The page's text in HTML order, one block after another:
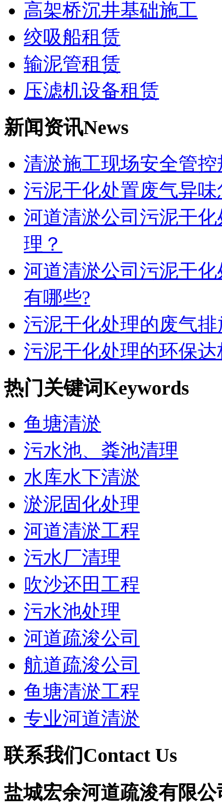
高架桥沉井基础施工
绞吸船租赁
输泥管租赁
压滤机设备租赁
新闻资讯News
清淤施工现场安全管
污泥干化处置废气异
河道清淤公司污泥干
理？
河道清淤公司污泥干
有哪些?
污泥干化处理的废气
污泥干化处理的环保
热门关键词Keywords
鱼塘清淤
污水池、粪池清理
水库水下清淤
淤泥固化处理
河道清淤工程
污水厂清理
吹沙还田工程
污水池处理
河道疏浚公司
航道疏浚公司
鱼塘清淤工程
专业河道清淤
联系我们 Contact Us
盐城宏余河道疏浚有限公